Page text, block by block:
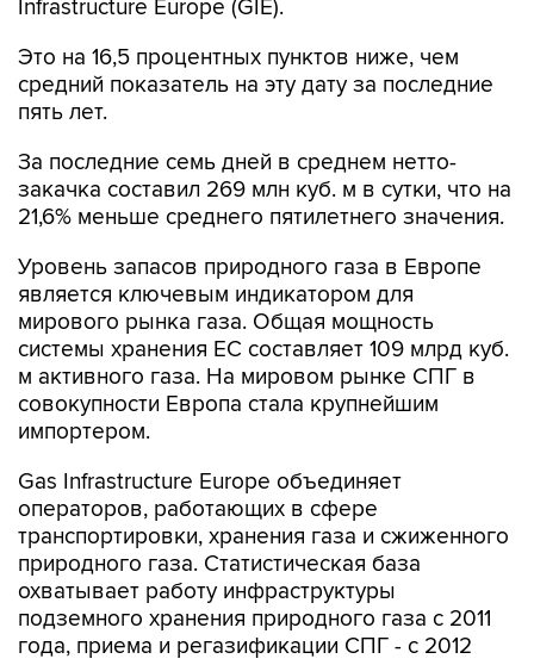
Infrastructure Europe (GIE).
Это на 16,5 процентных пунктов ниже, чем
средний показатель на эту дату за последние
пять лет.
За последние семь дней в среднем нетто-
закачка составил 269 млн куб. м в сутки, что на
21,6% меньше среднего пятилетнего значения.
Уровень запасов природного газа в Европе
является ключевым индикатором для
мирового рынка газа. Общая мощность
системы хранения ЕС составляет 109 млрд куб.
м активного газа. На мировом рынке СПГ в
совокупности Европа стала крупнейшим
импортером.
Gas Infrastructure Europe объединяет
операторов, работающих в сфере
транспортировки, хранения газа и сжиженного
природного газа. Статистическая база
охватывает работу инфраструктуры
подземного хранения природного газа с 2011
года, приема и регазификации СПГ - с 2012